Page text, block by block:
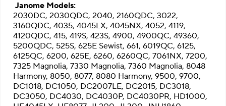
Janome Models:
2030DC, 2030QDC, 2040, 2160QDC, 3022,
3160QDC, 4035, 4045LX, 4045NX, 4052, 4119,
4120QDC, 415, 419S, 423S, 4900, 4900QC, 49360,
5200QDC, 525S, 625E Sewist, 661, 6019QC, 6125,
6125QC, 6200, 625E, 6260, 6260QC, 7061NX, 7200,
7325 Magnolia, 7330 Magnolia, 7360 Magnolia, 8048
Harmony, 8050, 8077, 8080 Harmony, 9500, 9700,
DC1018, DC1050, DC2007LE, DC2015, DC3018,
DC3050, DC4030, DC4030P, DC4030PR, HD1000,